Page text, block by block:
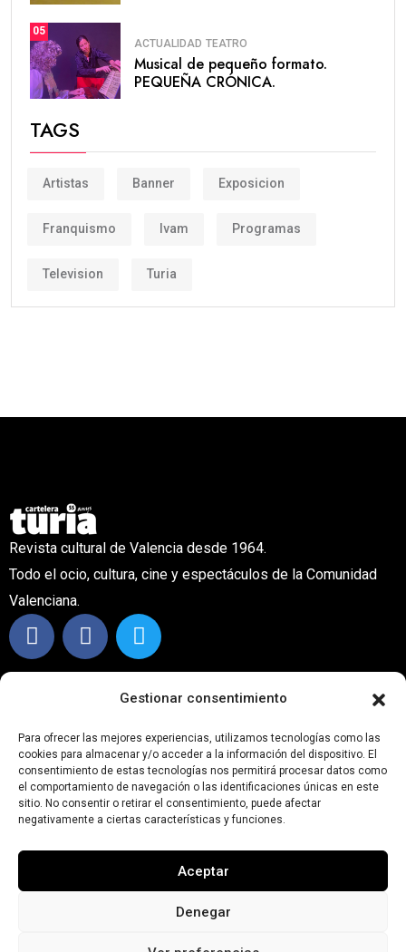
Gestionar consentimiento
Para ofrecer las mejores experiencias, utilizamos tecnologías como las
cookies para almacenar y/o acceder a la información del dispositivo. El
consentimiento de estas tecnologías nos permitirá procesar datos como
el comportamiento de navegación o las identificaciones únicas en este
sitio. No consentir o retirar el consentimiento, puede afectar
negativamente a ciertas características y funciones.
Aceptar
Denegar
05
ACTUALIDAD TEATRO
Musical de pequeño formato.
PEQUEÑA CRÓNICA.
TAGS
Artistas Banner Exposicion
Franquismo Ivam Programas
Television Turia
Revista cultural de Valencia desde 1964.
Todo el ocio, cultura, cine y espectáculos de la Comunidad
Valenciana.
info@carteleraturia.com
PUBLICIDAD: publicidad@carteleraturia.com |
REDACCIÓN:turia@carteleraturia.com
actos@carteleraturia.com
TIENDA ONLINE:tienda@carteleraturia.com
EDICIÓN
PUBLICACIONES TURIA S.L. Depósito Legal: V-151-